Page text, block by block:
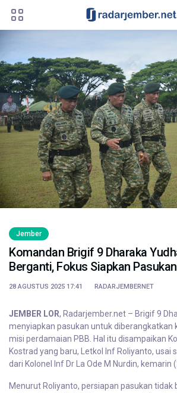
Jember
Komandan Brigif 9 Dharaka
Berganti, Fokus Siapkan
28 AGUSTUS 2025 17:41 RADARJEMBERNET
JEMBER LOR, Radarjember.net – Brigif 9
menyiapkan pasukan untuk diberangkatkan
misi perdamaian PBB. Hal itu disampaikan
Kostrad yang baru, Letkol Inf Roliyanto, usai
dari Kolonel Inf Dr La Ode M Nurdin, kemarin
Menurut Roliyanto, persiapan pasukan tidak